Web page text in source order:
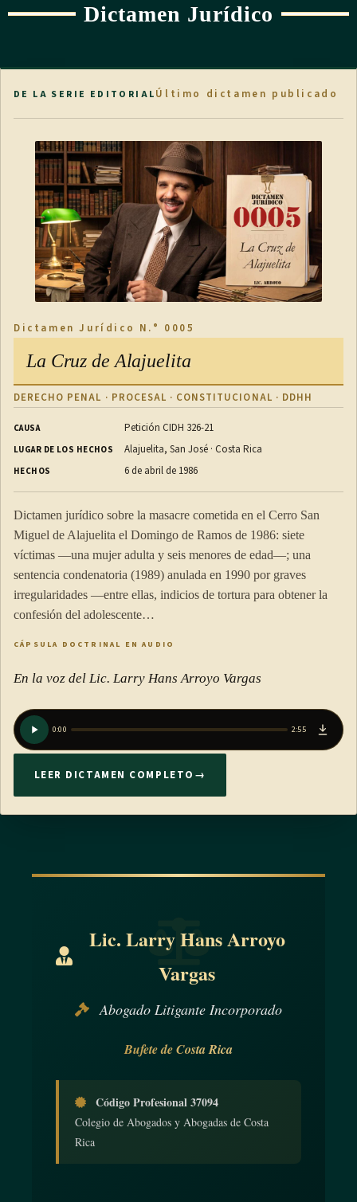
Dictamen Jurídico
DE LA SERIE EDITORIALÚltimo dictamen publicado
Dictamen Jurídico N.° 0005
La Cruz de Alajuelita
DERECHO PENAL · PROCESAL · CONSTITUCIONAL · DDHH
CAUSA Petición CIDH 326-21
LUGAR DE LOS HECHOS Alajuelita, San José · Costa Rica
HECHOS 6 de abril de 1986
Dictamen jurídico sobre la masacre cometida en el Cerro San
Miguel de Alajuelita el Domingo de Ramos de 1986: siete
víctimas —una mujer adulta y seis menores de edad—; una
sentencia condenatoria (1989) anulada en 1990 por graves
irregularidades —entre ellas, indicios de tortura para obtener la
confesión del adolescente…
CÁPSULA DOCTRINAL EN AUDIO
En la voz del Lic. Larry Hans Arroyo Vargas
0:00 2:55
LEER DICTAMEN COMPLETO →
Lic. Larry Hans Arroyo
Vargas
Abogado Litigante Incorporado
Bufete de Costa Rica
Código Profesional 37094
Colegio de Abogados y Abogadas de Costa
Rica